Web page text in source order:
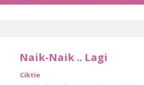
Naik-Naik .. Lagi
Ciktie